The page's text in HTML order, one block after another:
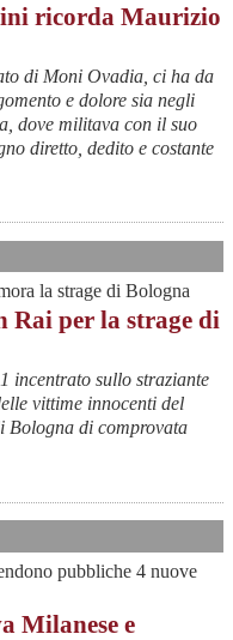
ricorda Maurizio
di Moni Ovadia, ci ha da
e dolore sia negli
dove militava con il suo
diretto, dedito e costante
la strage di Bologna
Rai per la strage di
incentrato sullo straziante
vittime innocenti del
Bologna di comprovata
pubbliche 4 nuove
Milanese e